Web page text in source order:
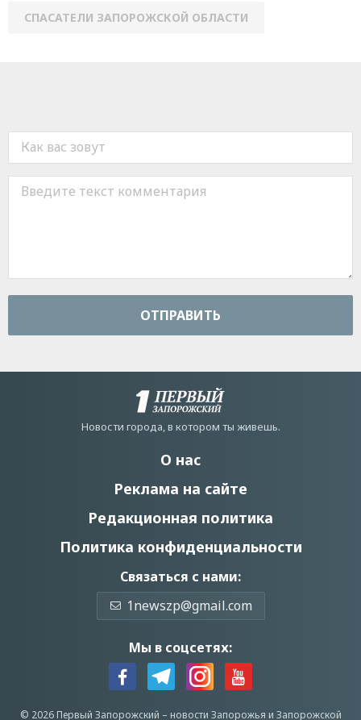
СПАСАТЕЛИ ЗАПОРОЖСКОЙ ОБЛАСТИ
ОТПРАВИТЬ
Новости города, в котором ты живешь.
О нас
Реклама на сайте
Редакционная политика
Политика конфиденциальности
Связаться с нами:
1newszp@gmail.com
Мы в соцсетях:
© 2026 Первый Запорожский – новости Запорожья и Запорожской